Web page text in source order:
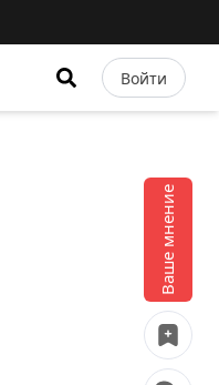
Войти
Ваше мнение